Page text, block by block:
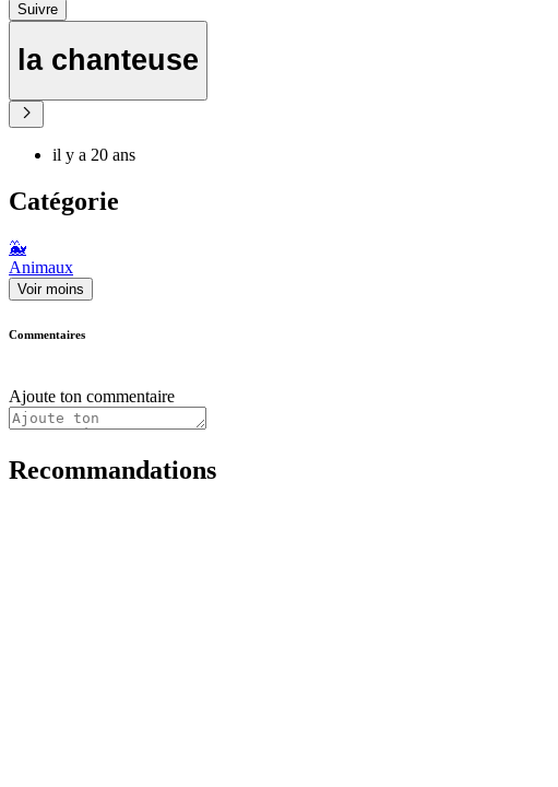
Suivre
la chanteuse
il y a 20 ans
Catégorie
🐳
Animaux
Voir moins
Commentaires
Ajoute ton commentaire
Recommandations